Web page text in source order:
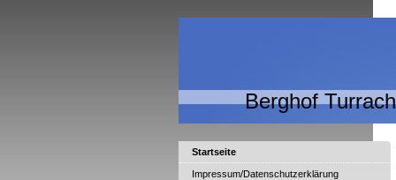
Berghof Turrach
Startseite
Impressum/Datenschutzerklärung